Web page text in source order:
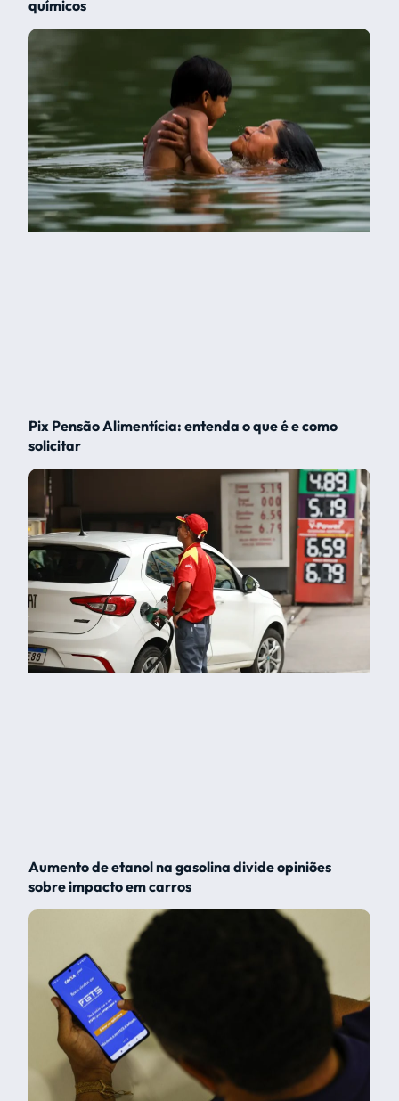
químicos
Pix Pensão Alimentícia: entenda o que é e como
solicitar
Aumento de etanol na gasolina divide opiniões
sobre impacto em carros